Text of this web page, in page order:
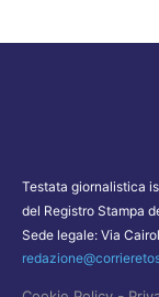
Testata giornalistica
del Registro Stampa
Sede legale: Via